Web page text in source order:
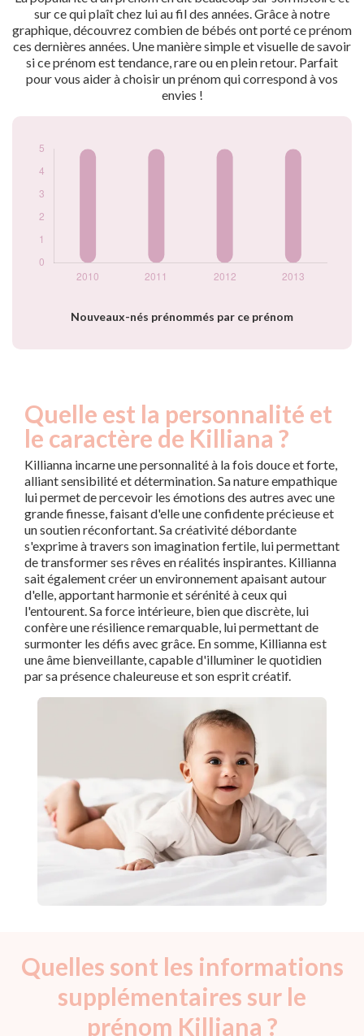
sur ce qui plaît chez lui au fil des années. Grâce à notre
graphique, découvrez combien de bébés ont porté ce prénom
ces dernières années. Une manière simple et visuelle de savoir
si ce prénom est tendance, rare ou en plein retour. Parfait
pour vous aider à choisir un prénom qui correspond à vos
envies !
Nouveaux-nés prénommés par ce prénom
Popularité du
prénom Killiana par
année
2012
5
2013
5
Quelle est la personnalité et
le caractère de Killiana ?
Killianna incarne une personnalité à la fois douce et forte,
alliant sensibilité et détermination. Sa nature empathique
lui permet de percevoir les émotions des autres avec une
grande finesse, faisant d'elle une confidente précieuse et
un soutien réconfortant. Sa créativité débordante
s'exprime à travers son imagination fertile, lui permettant
de transformer ses rêves en réalités inspirantes. Killianna
sait également créer un environnement apaisant autour
d'elle, apportant harmonie et sérénité à ceux qui
l'entourent. Sa force intérieure, bien que discrète, lui
confère une résilience remarquable, lui permettant de
surmonter les défis avec grâce. En somme, Killianna est
une âme bienveillante, capable d'illuminer le quotidien
par sa présence chaleureuse et son esprit créatif.
Quelles sont les informations
supplémentaires sur le
prénom Killiana ?